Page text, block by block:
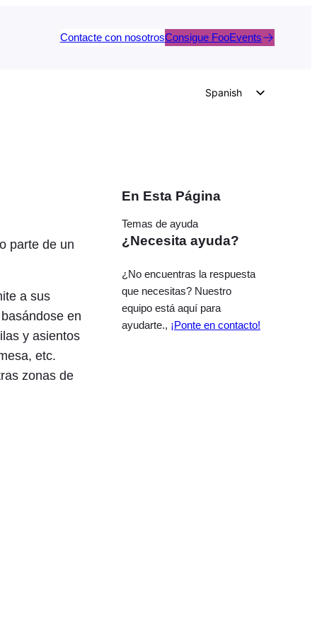
Contacte con nosotrosConsigue FooEvents
Spanish
French
Czech
parte de un
a sus
en
y asientos
etc.
zonas de
En Esta Página
Temas de ayuda
¿Necesita ayuda?
¿No encuentras la respuesta
que necesitas? Nuestro
equipo está aquí para
ayudarte., ¡Ponte en contacto!